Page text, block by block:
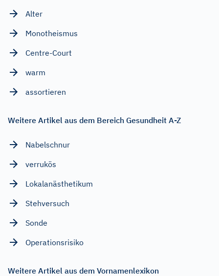
Alter
Monotheismus
Centre-Court
warm
assortieren
Weitere Artikel aus dem Bereich Gesundheit A-Z
Nabelschnur
verrukös
Lokalanästhetikum
Stehversuch
Sonde
Operationsrisiko
Weitere Artikel aus dem Vornamenlexikon